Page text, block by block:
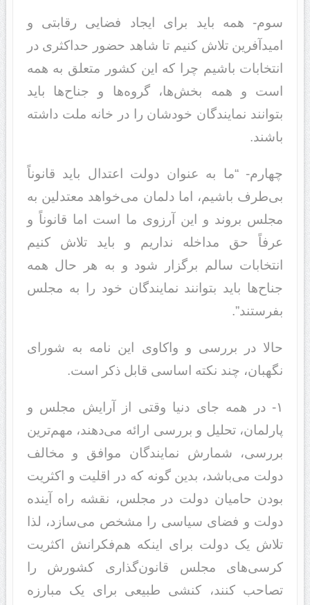
سوم- همه باید برای ایجاد فضایی رقابتی و
امیدآفرین تلاش کنیم تا شاهد حضور حداکثری در
انتخابات باشیم چرا که این کشور متعلق به همه
است و همه بخش‌ها، گروه‌ها و جناح‌ها باید
بتوانند نمایندگان خودشان را در خانه ملت داشته
باشند.
چهارم- “ما به عنوان دولت اعتدال باید قانوناً
بی‌طرف باشیم، اما دلمان می‌خواهد معتدلین به
مجلس بروند و این آرزوی ما است اما قانوناً‌ و
عرفاً حق مداخله نداریم و باید تلاش کنیم
انتخابات سالم برگزار شود و به هر حال همه
جناح‌ها باید بتوانند نمایندگان خود را به مجلس
بفرستند”.
حالا در بررسی و واکاوی این نامه به شورای
نگهبان، چند نکته اساسی قابل ذکر است.
۱- در همه جای دنیا وقتی از آرایش مجلس و
پارلمان، تحلیل و بررسی ارائه می‌دهند، مهم‌ترین
بررسی، شمارش نمایندگان موافق و مخالف
دولت می‌باشد، بدین گونه که در اقلیت و اکثریت
بودن حامیان دولت در مجلس، نقشه راه آینده
دولت و فضای سیاسی را مشخص می‌سازد، لذا
تلاش یک دولت برای اینکه هم‌فکرانش اکثریت
کرسی‌های مجلس قانون‌گذاری کشورش را
تصاحب کنند، کنشی طبیعی برای یک مبارزه